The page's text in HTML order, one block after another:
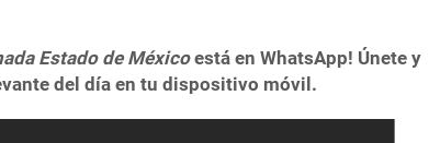
Estado de Méxicoestá en WhatsApp! Únete y
del día en tu dispositivo móvil.